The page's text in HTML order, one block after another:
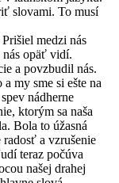
slovami. To musí
medzi nás
nás opäť vidí.
a povzbudil nás.
my sme si ešte na
nádherne
ktorým sa naša
Bola to úžasná
a vzrušenie
teraz počúva
našej drahej